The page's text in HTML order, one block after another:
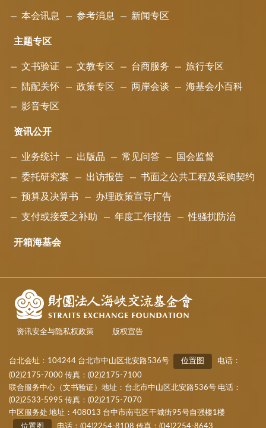
本会讯息 参考消息 新闻专区
主题专区
文书验证 文教专区 台商服务 旅行专区
陆配关怀 政策专区 两岸会谈 海基会小百科
影音专区
资讯公开
业务统计 出版品 常见问答 国会监督
委托研究案 出访报告 书面之公共工程及采购契约
预算及决算书 办理政策宣导广告
支付或接受之补助 年度工作报告 性骚扰防治
开箱海基会
资讯安全与隐私权政策 版权宣告
台北会址：104244 台北市中山区北安路536号 位置图
电话：
(02)2175-7000 传真：(02)2175-7100
联合服务中心（文书验证）地址：台北市中山区北安路536号 电话：
(02)2533-5995 传真：(02)2175-7070
中区服务处 地址：408013 台中市南屯区干城街95号自强楼1楼
位置图
电话：(04)2254-8108 传真：(04)2254-8643